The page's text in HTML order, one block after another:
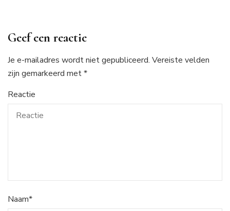
Geef een reactie
Je e-mailadres wordt niet gepubliceerd. Vereiste velden
zijn gemarkeerd met*
Reactie
Naam*